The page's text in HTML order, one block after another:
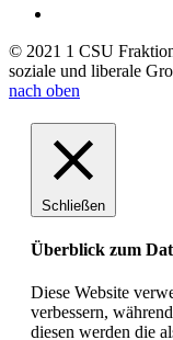
© 2021 1 CSU
soziale und liberale
nach oben
Schließen
Überblick zum
Diese Website
verbessern,
diesen werden die